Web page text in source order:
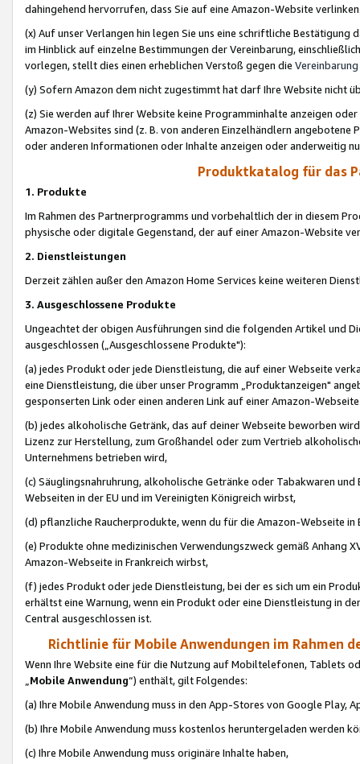
dahingehend hervorrufen, dass Sie auf eine Amazon-Website
(x) Auf unser Verlangen hin legen Sie uns eine schriftliche
im Hinblick auf einzelne Bestimmungen der Vereinbarung,
vorlegen, stellt dies einen erheblichen Verstoß gegen die Vereinbarung
(y) Sofern Amazon dem nicht zugestimmt hat darf Ihre Website nicht
(z) Sie werden auf Ihrer Website keine Programminhalte anzeigen
Amazon-Websites sind (z. B. von anderen Einzelhändlern
oder anderen Informationen oder Inhalte anzeigen oder anderweitig
Produktkatalog für das
1. Produkte
Im Rahmen des Partnerprogramms und vorbehaltlich der in diesem
physische oder digitale Gegenstand, der auf einer Amazon-Website
2. Dienstleistungen
Derzeit zählen außer den Amazon Home Services keine weiteren
3. Ausgeschlossene Produkte
Ungeachtet der obigen Ausführungen sind die folgenden Artikel und
ausgeschlossen („Ausgeschlossene Produkte"):
(a) jedes Produkt oder jede Dienstleistung, die auf einer Webseite
eine Dienstleistung, die über unser Programm „Produktanzeigen"
gesponserten Link oder einen anderen Link auf einer Amazon-
(b) jedes alkoholische Getränk, das auf deiner Webseite beworben
Lizenz zur Herstellung, zum Großhandel oder zum Vertrieb
Unternehmens betrieben wird,
(c) Säuglingsnahruhrung, alkoholische Getränke oder Tabakwaren
Webseiten in der EU und im Vereinigten Königreich wirbst,
(d) pflanzliche Raucherprodukte, wenn du für die Amazon-Webseite in
(e) Produkte ohne medizinischen Verwendungszweck gemäß Anhang
Amazon-Webseite in Frankreich wirbst,
(f) jedes Produkt oder jede Dienstleistung, bei der es sich um ein
erhältst eine Warnung, wenn ein Produkt oder eine Dienstleistung in
Central ausgeschlossen ist.
Richtlinie für Mobile Anwendungen im Rahmen
Wenn Ihre Website eine für die Nutzung auf Mobiltelefonen, Tablets
„Mobile Anwendung“) enthält, gilt Folgendes:
(a) Ihre Mobile Anwendung muss in den App-Stores von Google Play,
(b) Ihre Mobile Anwendung muss kostenlos heruntergeladen werden
(c) Ihre Mobile Anwendung muss originäre Inhalte haben,